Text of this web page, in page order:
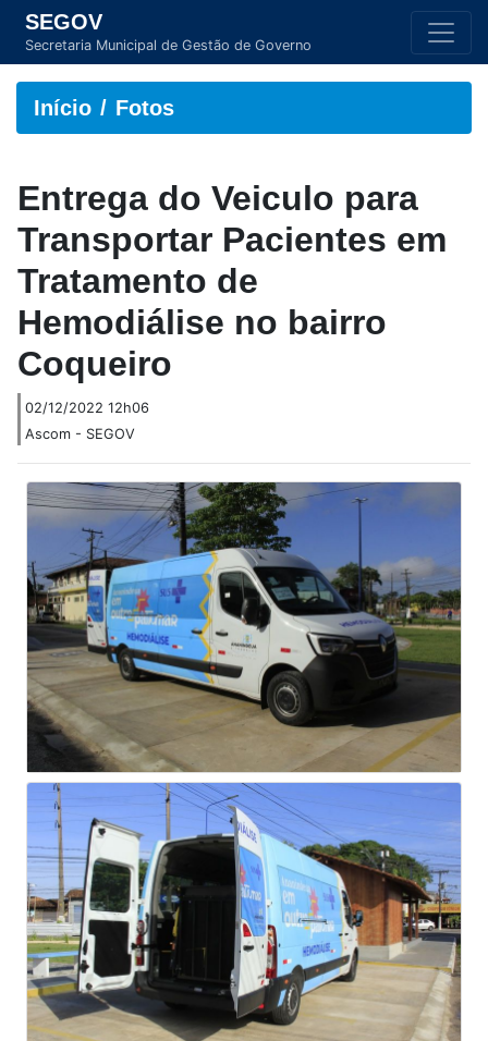
SEGOV
Secretaria Municipal de Gestão de Governo
Início Fotos
Entrega do Veiculo para
Transportar Pacientes em
Tratamento de
Hemodiálise no bairro
Coqueiro
02/12/2022 12h06
Ascom - SEGOV